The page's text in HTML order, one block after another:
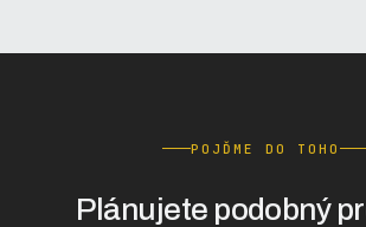
POJĎME DO TOHO
Plánujete podobný